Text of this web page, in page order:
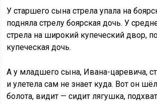
У старшего сына стрела упала на
подняла стрелу боярская дочь. У
стрела на широкий купеческий двор,
купеческая дочь.
А у младшего сына, Ивана-царевича,
и улетела сам не знает куда. Вот он
болота, видит — сидит лягушка,